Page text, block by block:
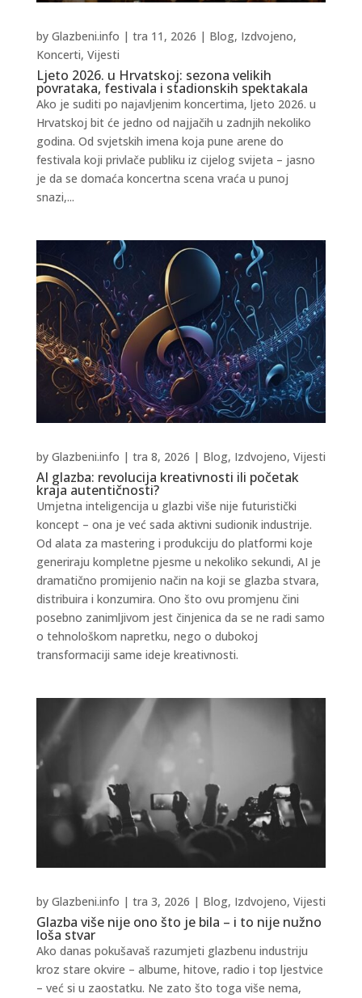
Ljeto 2026. u Hrvatskoj: sezona velikih
povrataka, festivala i stadionskih spektakala
by Glazbeni.info | tra 11, 2026 | Blog, Izdvojeno,
Koncerti, Vijesti
Ako je suditi po najavljenim koncertima, ljeto 2026. u
Hrvatskoj bit će jedno od najjačih u zadnjih nekoliko
godina. Od svjetskih imena koja pune arene do
festivala koji privlače publiku iz cijelog svijeta – jasno
je da se domaća koncertna scena vraća u punoj
snazi,...
AI glazba: revolucija kreativnosti ili početak
kraja autentičnosti?
by Glazbeni.info | tra 8, 2026 | Blog, Izdvojeno, Vijesti
Umjetna inteligencija u glazbi više nije futuristički
koncept – ona je već sada aktivni sudionik industrije.
Od alata za mastering i produkciju do platformi koje
generiraju kompletne pjesme u nekoliko sekundi, AI je
dramatično promijenio način na koji se glazba stvara,
distribuira i konzumira. Ono što ovu promjenu čini
posebno zanimljivom jest činjenica da se ne radi samo
o tehnološkom napretku, nego o dubokoj
transformaciji same ideje kreativnosti.
Glazba više nije ono što je bila – i to nije nužno
loša stvar
by Glazbeni.info | tra 3, 2026 | Blog, Izdvojeno, Vijesti
Ako danas pokušavaš razumjeti glazbenu industriju
kroz stare okvire – albume, hitove, radio i top ljestvice
– već si u zaostatku. Ne zato što toga više nema,